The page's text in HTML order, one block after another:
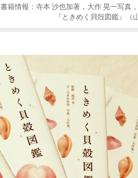
書籍情報：寺本 沙也加著，大作 晃一写真
『ときめく貝殻図鑑』（